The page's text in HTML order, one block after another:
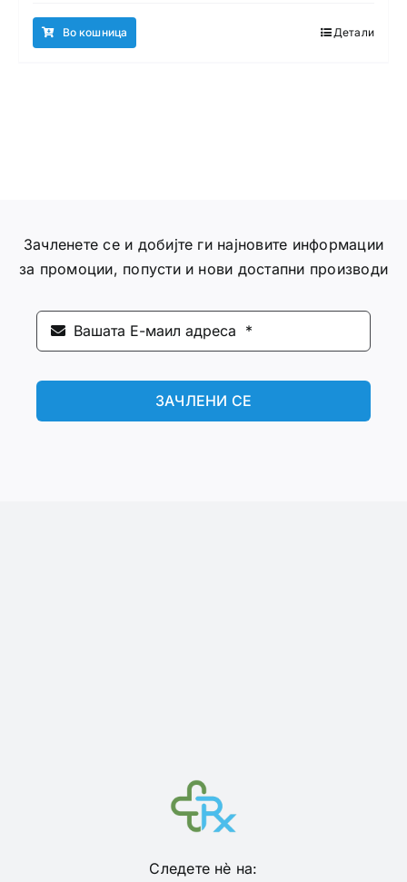
Во кошница Детали
Зачленете се и добијте ги најновите информации
за промоции, попусти и нови достапни производи
ЗАЧЛЕНИ СЕ
Следете нѐ на: